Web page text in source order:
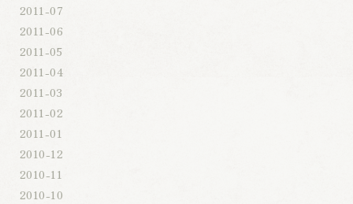
2011-07
2011-06
2011-05
2011-04
2011-03
2011-02
2011-01
2010-12
2010-11
2010-10